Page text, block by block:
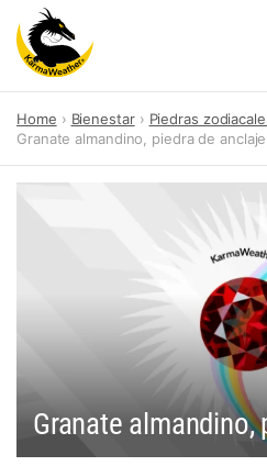
content
Home Bienestar
Piedras
Granate almandino, piedra de anclaje
Granate almandino,